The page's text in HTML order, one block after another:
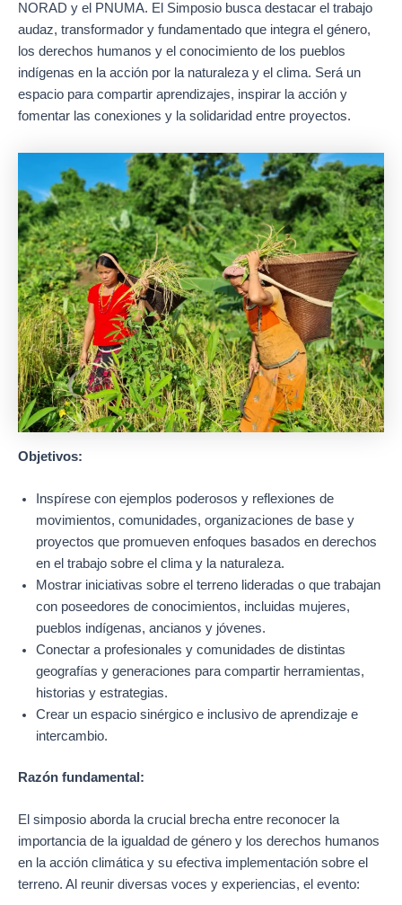
NORAD y el PNUMA. El Simposio busca destacar el trabajo
audaz, transformador y fundamentado que integra el género,
los derechos humanos y el conocimiento de los pueblos
indígenas en la acción por la naturaleza y el clima. Será un
espacio para compartir aprendizajes, inspirar la acción y
fomentar las conexiones y la solidaridad entre proyectos.
Objetivos:
Inspírese con ejemplos poderosos y reflexiones de
movimientos, comunidades, organizaciones de base y
proyectos que promueven enfoques basados en derechos
en el trabajo sobre el clima y la naturaleza.
Mostrar iniciativas sobre el terreno lideradas o que trabajan
con poseedores de conocimientos, incluidas mujeres,
pueblos indígenas, ancianos y jóvenes.
Conectar a profesionales y comunidades de distintas
geografías y generaciones para compartir herramientas,
historias y estrategias.
Crear un espacio sinérgico e inclusivo de aprendizaje e
intercambio.
Razón fundamental:
El simposio aborda la crucial brecha entre reconocer la
importancia de la igualdad de género y los derechos humanos
en la acción climática y su efectiva implementación sobre el
terreno. Al reunir diversas voces y experiencias, el evento: